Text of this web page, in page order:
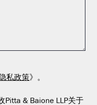
隐私政策 》。
Pitta & Baione LLP关于